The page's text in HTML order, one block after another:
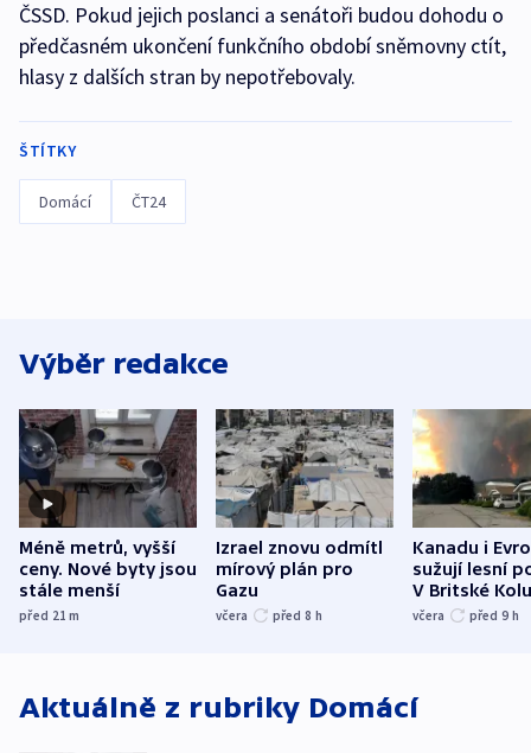
ČSSD. Pokud jejich poslanci a senátoři budou dohodu o
předčasném ukončení funkčního období sněmovny ctít,
hlasy z dalších stran by nepotřebovaly.
ŠTÍTKY
Domácí ČT24
Výběr redakce
Méně metrů, vyšší
ceny. Nové byty jsou
stále menší
před 21m
Izrael znovu odmítl
mírový plán pro
Gazu
včera před 8 h
Kanadu i
sužují lesní
V Britské
evakuovali
včera před 9 h
Aktuálně z rubriky Domácí